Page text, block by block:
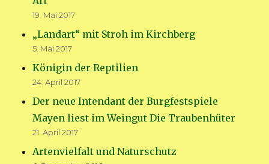
19. Mai 2017
„Landart“ mit Stroh im Kirchberg
5. Mai 2017
Königin der Reptilien
24. April 2017
Der neue Intendant der Burgfestspiele
Mayen liest im Weingut Die Traubenhüter
21. April 2017
Artenvielfalt und Naturschutz